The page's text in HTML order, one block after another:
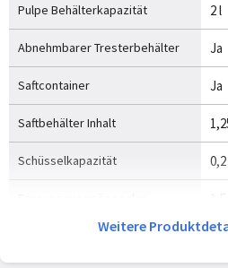
Pulpe Behälterkapazität 2 l
Abnehmbarer Tresterbehälter Ja
Saftcontainer Ja
Saftbehälter Inhalt
Schüsselkapazität
Weitere